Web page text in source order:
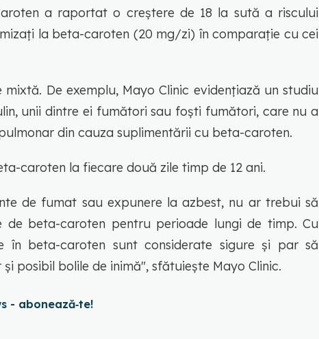
a raportat o creștere de 18 la sută a riscului
la beta-caroten (20 mg/zi) în comparație cu cei
De exemplu, Mayo Clinic evidențiază un studiu
unii dintre ei fumători sau foști fumători, care nu a
din cauza suplimentării cu beta-caroten.
caroten la fiecare două zile timp de 12 ani.
de fumat sau expunere la azbest, nu ar trebui să
beta-caroten pentru perioade lungi de timp. Cu
în beta-caroten sunt considerate sigure și par să
posibil bolile de inimă", sfătuiește Mayo Clinic.
- abonează‑te!